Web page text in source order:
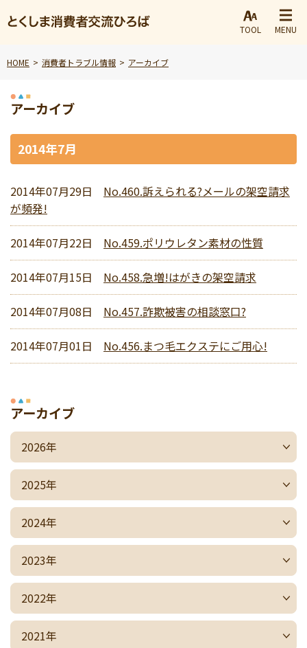
TOOL MENU
HOME 消費者トラブル情報 アーカイブ
アーカイブ
2014年7月
2014年07月29日
No.460.訴えられる?メールの架空請求
が頻発!
2014年07月22日 No.459.ポリウレタン素材の性質
2014年07月15日 No.458.急増!はがきの架空請求
2014年07月08日 No.457.詐欺被害の相談窓口?
2014年07月01日 No.456.まつ毛エクステにご用心!
アーカイブ
2026年
2025年
2024年
2023年
2022年
2021年